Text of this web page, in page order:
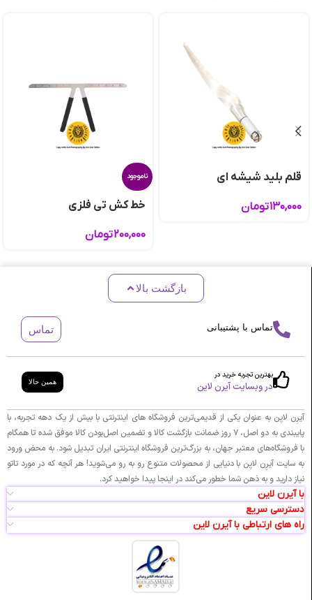
قلم بلید شیشه ای
۱۳۰,۰۰۰تومان
ناموجود
خط کش تی فلزی
۲۰۰,۰۰۰تومان
بازگشت بالا
تماس با پشتیبانی تماس
بهترین تجربه خرید در
در وبسایت آیرن لاین همین حالا
آیرِن لایِن به عنوان یکی از قدیمی‌ترین فروشگاه های اینترنتی با بیش از یک دهه تجربه، با
پایبندی به دو اصل، ۷ روز ضمانت بازگشت کالا و تضمین اصل‌بودن کالا موفق شده تا همگام
با فروشگاه‌های معتبر جهان، به بزرگ‌ترین فروشگاه اینترنتی ایران تبدیل شود. به محض ورود
به سایت آیرِن لایِن با دنیایی از محصولات متنوع رو به رو می‌شوید! هر آنچه که در مورد تاتو
نیاز دارید و به ذهن شما خطور می‌کند در اینجا پیدا خواهید کرد.
با آیرن لاین
دسترسی سریع
راه های ارتباطی با آیرن لاین